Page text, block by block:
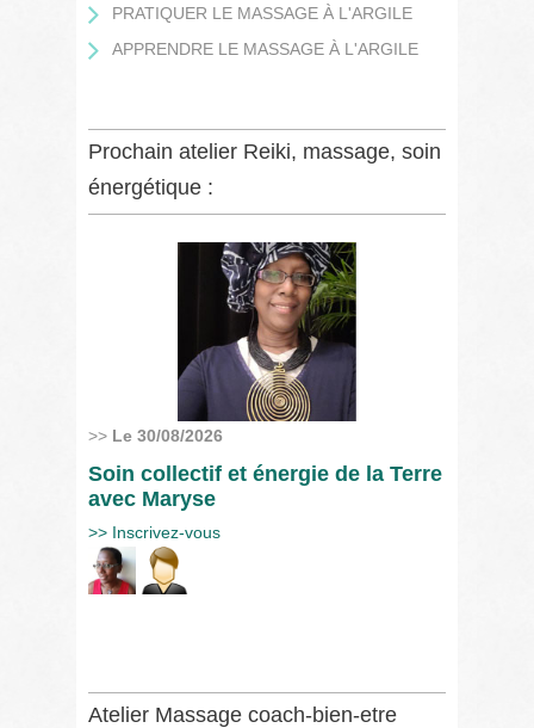
PRATIQUER LE MASSAGE À L'ARGILE
APPRENDRE LE MASSAGE À L'ARGILE
Prochain atelier Reiki, massage, soin
énergétique :
>> Le 30/08/2026
Soin collectif et énergie de la Terre
avec Maryse
>> Inscrivez-vous
Atelier Massage coach-bien-etre